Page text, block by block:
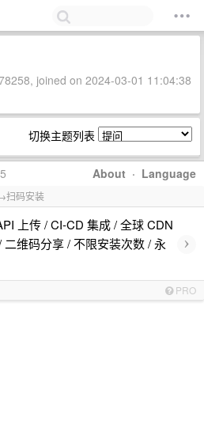
joined on 2024-03-01 11:04:38
切换主题列表
About · Language
扫码安装
上传 / CI-CD 集成 / 全球 CDN
维码分享 / 不限安装次数 / 永
›
PRO